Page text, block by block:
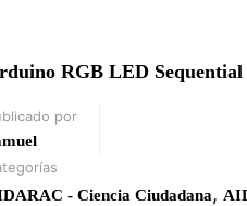
RGB LED
por
- Ciencia Ciudadana,